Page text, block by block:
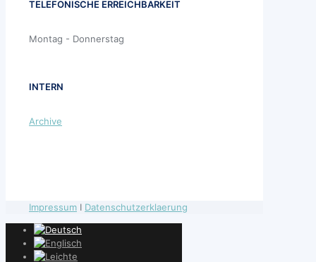
TELEFONISCHE ERREICHBARKEIT
Montag - Donnerstag
INTERN
Archive
Impressum I Datenschutzerklaerung